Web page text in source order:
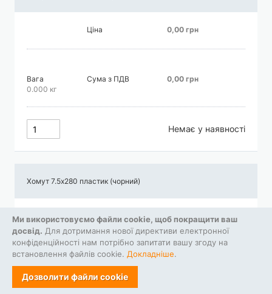
Ми використовуємо файли cookie, щоб покращити ваш
досвід. Для дотримання нової директиви електронної
конфіденційності нам потрібно запитати вашу згоду на
встановлення файлів cookie. Докладніше.
Дозволити файли cookie
Ціна 0,00 грн
Вага
0.000 кг
Сума з ПДВ 0,00 грн
Немає у наявності
Хомут 7.5х280 пластик (чорний)
Ціна 0,00 грн
Вага
0.000 кг
Сума з ПДВ